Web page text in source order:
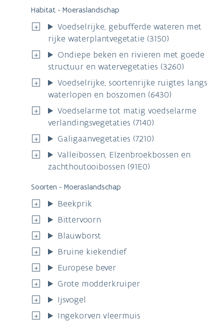
Habitat - Moeraslandschap
Voedselrijke, gebufferde wateren met
rijke waterplantvegetatie (3150)
Ondiepe beken en rivieren met goede
structuur en watervegetaties (3260)
Voedselrijke, soortenrijke ruigtes langs
waterlopen en boszomen (6430)
Voedselarme tot matig voedselarme
verlandingsvegetaties (7140)
Galigaanvegetaties (7210)
Valleibossen, Elzenbroekbossen en
zachthoutooibossen (91E0)
Soorten - Moeraslandschap
Beekprik
Bittervoorn
Blauwborst
Bruine kiekendief
Europese bever
Grote modderkruiper
Ijsvogel
Ingekorven vleermuis